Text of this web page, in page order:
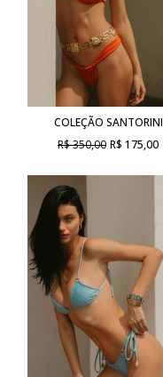
COLEÇÃO SANTORINI
R$ 350,00 R$ 175,00